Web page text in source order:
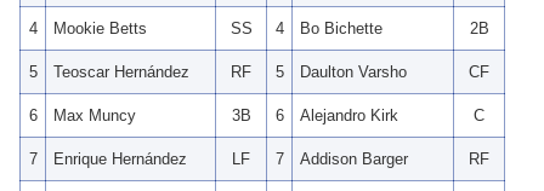
4 Mookie Betts SS 4 Bo Bichette 2B
5 Teoscar Hernández RF 5 Daulton Varsho CF
6 Max Muncy 3B 6 Alejandro Kirk C
7 Enrique Hernández LF 7 Addison Barger RF